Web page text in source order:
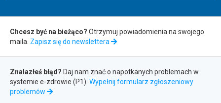
Zapis
do
newslettera
Chcesz być na bieżąco? Otrzymuj powiadomienia na swojego
maila. Zapisz się do newslettera
Zgłaszanie
błędów
Znalazłeś błąd? Daj nam znać o napotkanych problemach w
systemie e-zdrowie (P1). Wypełnij formularz zgłoszeniowy
problemów
otwiera